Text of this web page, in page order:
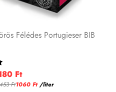
Félédes Portugieser BIB
Ft
Ft1060 Ft /liter